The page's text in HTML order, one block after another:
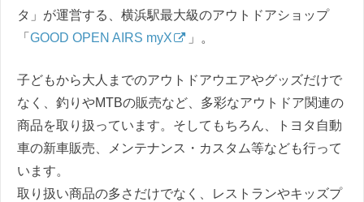
タ」が運営する、横浜駅最大級のアウトドアショップ
「 GOOD OPEN AIRS myX 」。
子どもから大人までのアウトドアウエアやグッズだけで
なく、釣りやMTBの販売など、多彩なアウトドア関連の
商品を取り扱っています。そしてもちろん、トヨタ自動
車の新車販売、メンテナンス・カスタム等なども行って
います。
取り扱い商品の多さだけでなく、レストランやキッズプ